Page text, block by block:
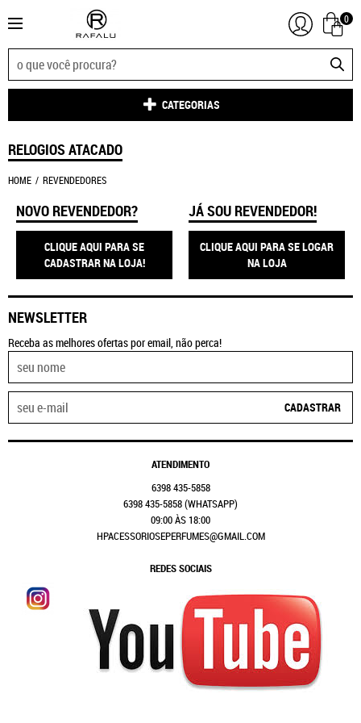
0
CATEGORIAS
RELOGIOS ATACADO
HOME REVENDEDORES
NOVO REVENDEDOR?
CLIQUE AQUI PARA SE
CADASTRAR NA LOJA!
JÁ SOU REVENDEDOR!
CLIQUE AQUI PARA SE LOGAR
NA LOJA
NEWSLETTER
Receba as melhores ofertas por email, não perca!
CADASTRAR
ATENDIMENTO
6398435-5858
6398435-5858(WHATSAPP)
09:00 ÀS 18:00
HPACESSORIOSEPERFUMES@GMAIL.COM
REDES SOCIAIS